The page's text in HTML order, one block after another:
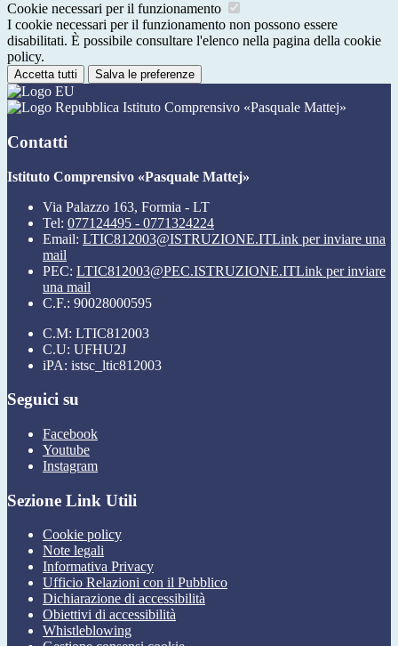
Cookie necessari per il funzionamento
I cookie necessari per il funzionamento non possono essere
disabilitati. È possibile consultare l'elenco nella pagina della cookie
policy.
Accetta tutti Salva le preferenze
Istituto Comprensivo «Pasquale Mattej»
Contatti
Istituto Comprensivo «Pasquale Mattej»
Via Palazzo 163, Formia - LT
Tel: 077124495 - 0771324224
Email: LTIC812003@ISTRUZIONE.ITLink per inviare una
mail
PEC: LTIC812003@PEC.ISTRUZIONE.ITLink per inviare
una mail
C.F.: 90028000595
C.M: LTIC812003
C.U: UFHU2J
iPA: istsc_ltic812003
Seguici su
Facebook
Youtube
Instagram
Sezione Link Utili
Cookie policy
Note legali
Informativa Privacy
Ufficio Relazioni con il Pubblico
Dichiarazione di accessibilità
Obiettivi di accessibilità
Whistleblowing